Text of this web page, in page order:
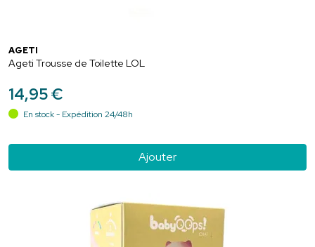
AGETI
Ageti Trousse de Toilette LOL
14,95€
En stock - Expédition 24/48h
Ajouter